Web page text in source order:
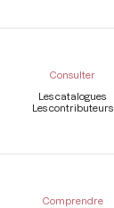
Consulter
Les catalogues
Les contributeurs
Comprendre